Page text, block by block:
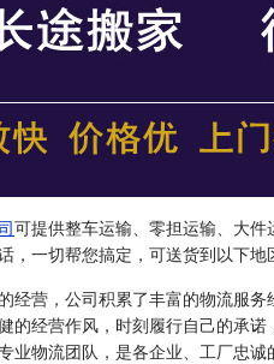
可提供整车运输、零担运输、大
，一切帮您搞定，可送货到以下地
经营，公司积累了丰富的物流服务
的经营作风，时刻履行自己的承
业物流团队，是各企业、工厂忠